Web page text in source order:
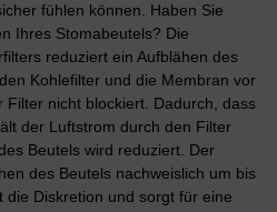
fühlen können. Haben Sie
Ihres Stomabeutels? Die
reduziert ein Aufblähen des
Kohlefilter und die Membran vor
Filter nicht blockiert. Dadurch, dass
der Luftstrom durch den Filter
Beutels wird reduziert. Der
des Beutels nachweislich um bis
Diskretion und sorgt für eine